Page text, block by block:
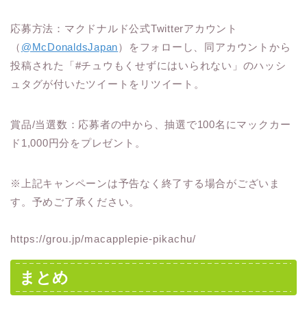
応募⽅法：マクドナルド公式Twitterアカウント
（ @McDonaldsJapan）をフォローし、同アカウントから
投稿された「#チュウもくせずにはいられない」のハッシ
ュタグが付いたツイートをリツイート。
賞品/当選数：応募者の中から、抽選で100名にマックカー
ド1,000円分をプレゼント。
※上記キャンペーンは予告なく終了する場合がございま
す。予めご了承ください。
https://grou.jp/macapplepie-pikachu/
まとめ